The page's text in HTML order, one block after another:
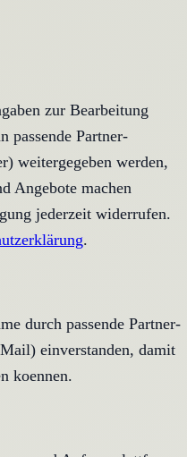
zur Bearbeitung
passende Partner-
weitergegeben werden,
Angebote machen
jederzeit widerrufen.
.
durch passende Partner-
einverstanden, damit
koennen.